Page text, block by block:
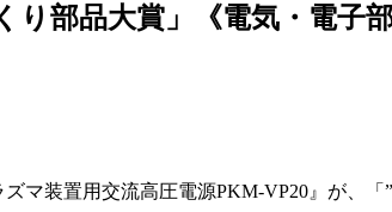
り部品大賞」《電気・電
マ装置用交流高圧電源PKM-VP20』が、